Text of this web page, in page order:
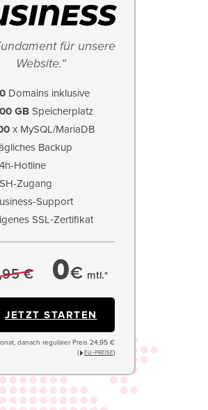
für unsere
Website.“
Domains inklusive
GB Speicherplatz
x MySQL/MariaDB
Backup
Hotline
Zugang
Support
SSL‑Zertifikat
€ 0€ mtl.*
JETZT STARTEN
danach regulärer Preis 24,95 €
(
EU−PREISE)